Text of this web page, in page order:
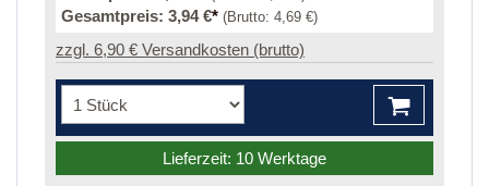
Gesamtpreis: 3,94 €* (Brutto: 4,69 €)
zzgl. 6,90 € Versandkosten (brutto)
Lieferzeit: 10 Werktage